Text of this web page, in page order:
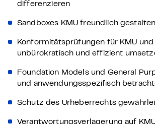
differenzieren
Sandboxes KMU freundlich gestalten
Konformitätsprüfungen für KMU
unbürokratisch und effizient
Foundation Models und General
und anwendungsspezifisch
Schutz des Urheberrechts
Verantwortungsverlagerung auf